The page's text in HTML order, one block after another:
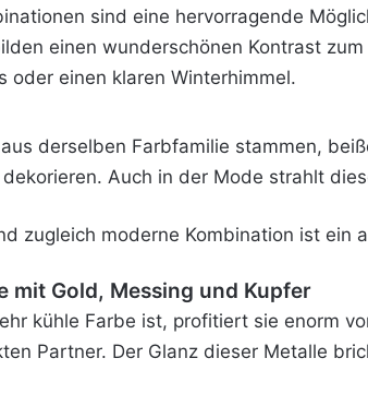
sind eine hervorragende
einen wunderschönen Kontrast
oder einen klaren Winterhimmel.
derselben Farbfamilie stammen,
Auch in der Mode strahlt
zugleich moderne Kombination ist ein
mit Gold, Messing und Kupfer
kühle Farbe ist, profitiert sie enorm
Partner. Der Glanz dieser Metalle